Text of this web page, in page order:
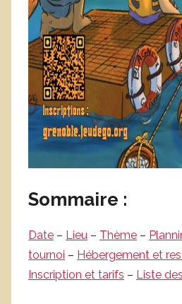
Sommaire :
Date – Lieu – Thème –
tournoi – Hébergement et
Inscription et tarifs – Liste